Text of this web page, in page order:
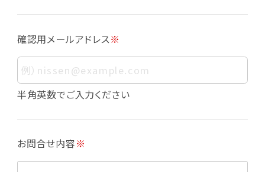
個人情報の利用目的について
下の通りであり、これらの目的達成の範囲を超
えてお客様の個人情報を利用することはありま
せん。
・会員登録者の個人認証
・会員ポイントプログラムの運営
・メールマガジンの配信
・本サービスに関する規約等の変更の通知
確認用メールアドレス※
半角英数でご入力ください
お問合せ内容※